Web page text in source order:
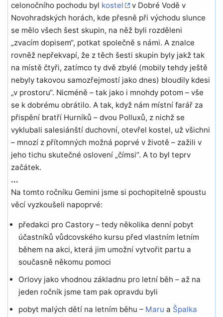
celonočního pochodu byl kostel
v Dobré Vodě v
Novohradských horách, kde přesně při východu slunce
se mělo všech šest skupin, na něž byli rozděleni
„zvacím dopisem“, potkat společně s námi. A znalce
rovněž nepřekvapí, že z těch šesti skupin byly jakž tak
na místě čtyři, zatímco ty dvě zbylé (mobily tehdy ještě
nebyly takovou samozřejmostí jako dnes) bloudily kdesi
„v prostoru“. Nicméně – tak jako i mnohdy potom – vše
se k dobrému obrátilo. A tak, když nám místní farář za
přispění bratří Hurníků – dvou Polluxů, z nichž se
vyklubali salesiánští duchovní, otevřel kostel, už všichni
– mnozí z přítomných možná poprvé v životě – zažili v
jeho tichu skutečné oslovení „čímsi“. A to byl teprv
začátek.
...
Na tomto ročníku Gemini jsme si pochopitelně spoustu
věcí vyzkoušeli napoprvé:
předakci pro Castory – tedy několika denní pobyt
účastníků vůdcovského kursu před vlastním letním
během na akci, která jim umožní vytvořit partu a
současně někomu pomoci
Orlovy jako vhodnou základnu pro letní běh – až na
jeden ročník jsme tam pak opravdu byli
pobyt malých dětí na letním běhu – Maru a Špalka